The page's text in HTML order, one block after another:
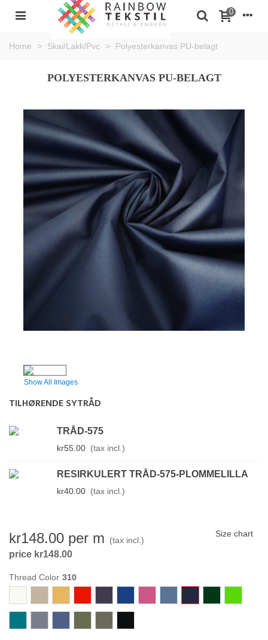
0
Home > Skai/Lakk/Pvc > Polyesterkanvas PU-belagt
POLYESTERKANVAS PU-BELAGT
Show All Images
TILHØRENDE SYTRÅD
TRÅD-575
kr55.00 (tax incl.)
RESIRKULERT TRÅD-575-PLOMMELILLA
kr40.00 (tax incl.)
kr148.00 per m (tax incl.)
price kr148.00
Size chart
Thread Color
Cerise
Black